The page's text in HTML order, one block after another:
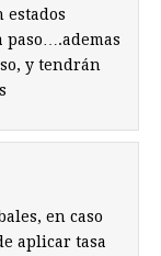
estados
paso….ademas
y tendrán
en caso
aplicar tasa